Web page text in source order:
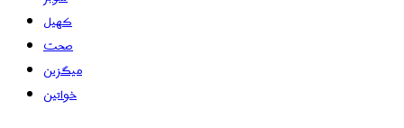
کھیل
صحت
میگزین
خواتین